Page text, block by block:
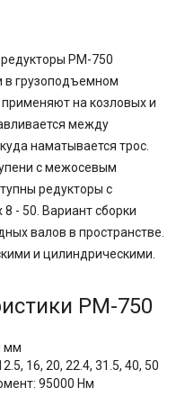
РМ-750
в грузоподъемном
на козловых и
между
наматывается трос.
с межосевым
редукторы с
- 50. Вариант сборки
валов в пространстве.
и цилиндрическими.
РМ-750
мм
16, 20, 22.4, 31.5, 40, 50
95000 Нм